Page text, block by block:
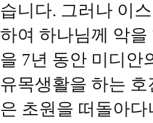
습니다. 그러나 이
하여 하나님께 악
을 7년 동안 미디안
유목생활을 하는
은 초원을 떠돌아